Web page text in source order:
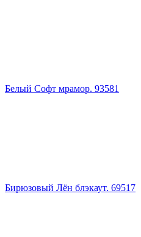
Белый Софт мрамор. 93581
Бирюзовый Лён блэкаут. 69517